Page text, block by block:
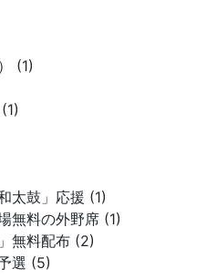
(1)
太鼓」応援 (1)
無料の外野席 (1)
無料配布 (2)
選 (5)